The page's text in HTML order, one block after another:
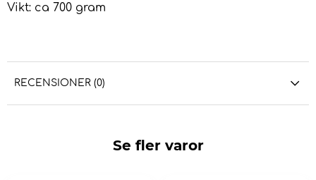
Vikt: ca 700 gram
RECENSIONER (0)
Se fler varor